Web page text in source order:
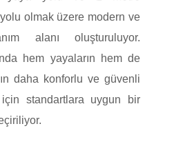
olmak üzere modern ve
alanı oluşturuluyor.
hem yayaların hem de
daha konforlu ve güvenli
standartlara uygun bir